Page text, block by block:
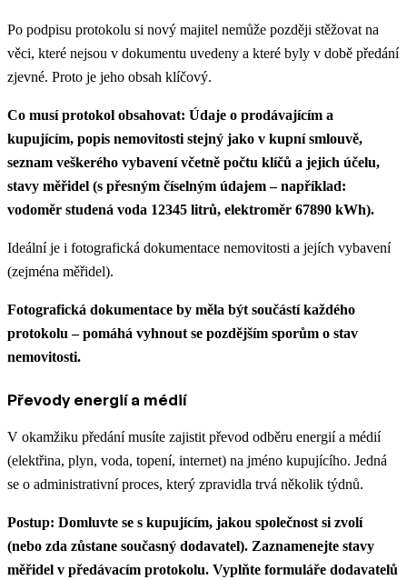
Po podpisu protokolu si nový majitel nemůže později stěžovat na
věci, které nejsou v dokumentu uvedeny a které byly v době předání
zjevné. Proto je jeho obsah klíčový.
Co musí protokol obsahovat: Údaje o prodávajícím a
kupujícím, popis nemovitosti stejný jako v kupní smlouvě,
seznam veškerého vybavení včetně počtu klíčů a jejich účelu,
stavy měřidel (s přesným číselným údajem – například:
vodoměr studená voda 12345 litrů, elektroměr 67890 kWh).
Ideální je i fotografická dokumentace nemovitosti a jejích vybavení
(zejména měřidel).
Fotografická dokumentace by měla být součástí každého
protokolu – pomáhá vyhnout se pozdějším sporům o stav
nemovitosti.
Převody energií a médií
V okamžiku předání musíte zajistit převod odběru energií a médií
(elektřina, plyn, voda, topení, internet) na jméno kupujícího. Jedná
se o administrativní proces, který zpravidla trvá několik týdnů.
Postup: Domluvte se s kupujícím, jakou společnost si zvolí
(nebo zda zůstane současný dodavatel). Zaznamenejte stavy
měřidel v předávacím protokolu. Vyplňte formuláře dodavatelů